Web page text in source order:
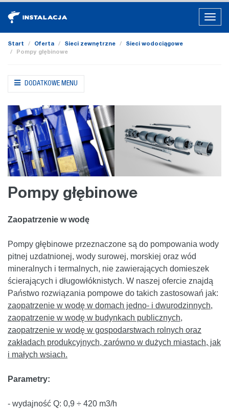
Start Oferta Sieci zewnętrzne
Sieci wodociągowe
Pompy głębinowe
DODATKOWE MENU
Pompy głębinowe
Zaopatrzenie w wodę
Pompy głębinowe przeznaczone są do pompowania wody
pitnej uzdatnionej, wody surowej, morskiej oraz wód
mineralnych i termalnych, nie zawierających domieszek
ścierających i długowłóknistych. W naszej ofercie znajdą
Państwo rozwiązania pompowe do takich zastosowań jak:
zaopatrzenie w wodę w domach jedno- i dwurodzinnych,
zaopatrzenie w wodę w budynkach publicznych,
zaopatrzenie w wodę w gospodarstwach rolnych oraz
zakładach produkcyjnych, zarówno w dużych miastach, jak
i małych wsiach.
Parametry:
- wydajność Q: 0,9 ÷ 420 m3/h